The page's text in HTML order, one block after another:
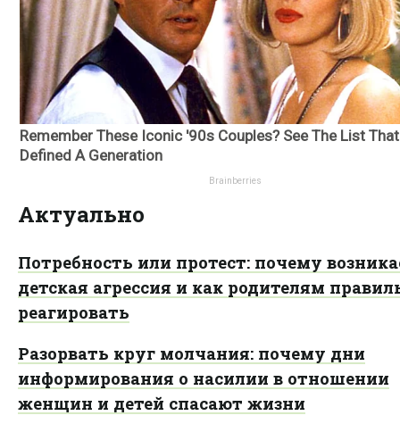
Актуально
Потребность или протест: почему
детская агрессия и как родителям
реагировать
Разорвать круг молчания: почему дни
информирования о насилии в отношении
женщин и детей спасают жизни